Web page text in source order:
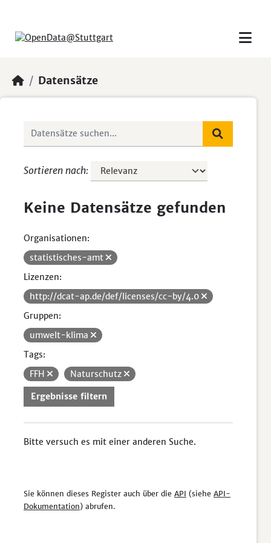
Datensätze
Sortieren nach
Keine Datensätze gefunden
Organisationen:
statistisches-amt
Lizenzen:
http://dcat-ap.de/def/licenses/cc-by/4.0
Gruppen:
umwelt-klima
Tags:
FFH
Naturschutz
Ergebnisse filtern
Bitte versuch es mit einer anderen Suche.
Sie können dieses Register auch über die API (siehe API-
Dokumentation) abrufen.